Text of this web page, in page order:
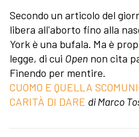
Secondo un articolo del
libera all'aborto fino alla
York è una bufala. Ma è
legge, di cui Open non cita
Finendo per mentire.
CUOMO E QUELLA
CARITÀ DI DARE di Marco